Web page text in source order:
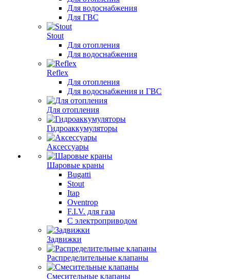
Для водоснабжения
Для ГВС
Stout
Для отопления
Для водоснабжения
Reflex
Для отопления
Для водоснабжения и ГВС
Для отопления
Гидроаккумуляторы
Аксессуары
Шаровые краны
Bugatti
Stout
Itap
Oventrop
F.I.V. для газа
С электроприводом
Задвижки
Распределительные клапаны
Cмесительные клапаны